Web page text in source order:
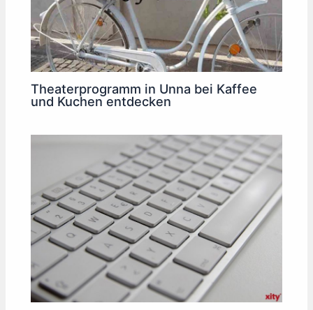
Theaterprogramm in Unna bei Kaffee
und Kuchen entdecken